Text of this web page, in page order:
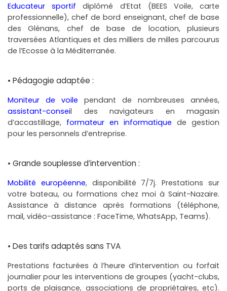
Educateur sportif diplômé d’Etat (BEES Voile, carte
professionnelle), chef de bord enseignant, chef de base
des Glénans, chef de base de location, plusieurs
traversées Atlantiques et des milliers de milles parcourus
de l’Ecosse à la Méditerranée.
• Pédagogie adaptée :
Moniteur de voile pendant de nombreuses années,
assistant-conseil des navigateurs en magasin
d’accastillage, formateur en informatique de gestion
pour les personnels d’entreprise.
• Grande souplesse d’intervention :
Mobilité européenne, disponibilité 7/7j. Prestations sur
votre bateau, ou formations chez moi à Saint-Nazaire.
Assistance à distance après formations (téléphone,
mail, vidéo-assistance : FaceTime, WhatsApp, Teams).
• Des tarifs adaptés sans TVA
Prestations facturées à l’heure d’intervention ou forfait
journalier pour les interventions de groupes (yacht-clubs,
ports de plaisance, associations de propriétaires, etc).